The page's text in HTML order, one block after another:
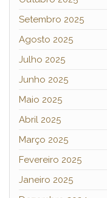
Setembro 2025
Agosto 2025
Julho 2025
Junho 2025
Maio 2025
Abril 2025
Março 2025
Fevereiro 2025
Janeiro 2025